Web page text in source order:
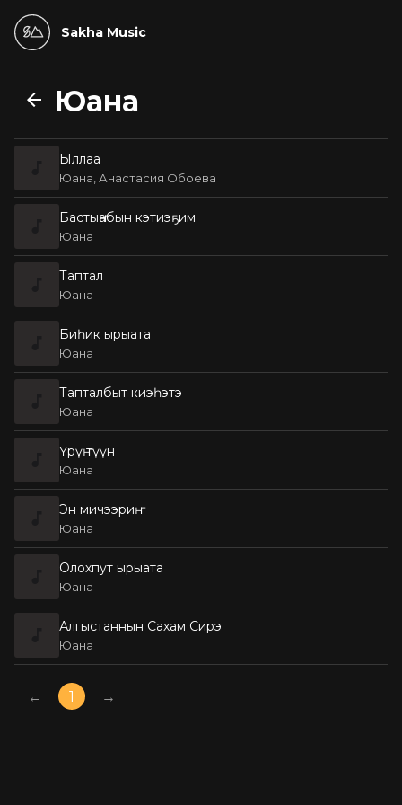
Sakha Music
Юана
Ыллаа
Юана, Анастасия Обоева
Бастыҥабын кэтиэҕим
Юана
Таптал
Юана
Биһик ырыата
Юана
Тапталбыт киэһэтэ
Юана
Үрүҥ түүн
Юана
Эн мичээриҥ
Юана
Олохпут ырыата
Юана
Алгыстаннын Сахам Сирэ
Юана
← 1 →